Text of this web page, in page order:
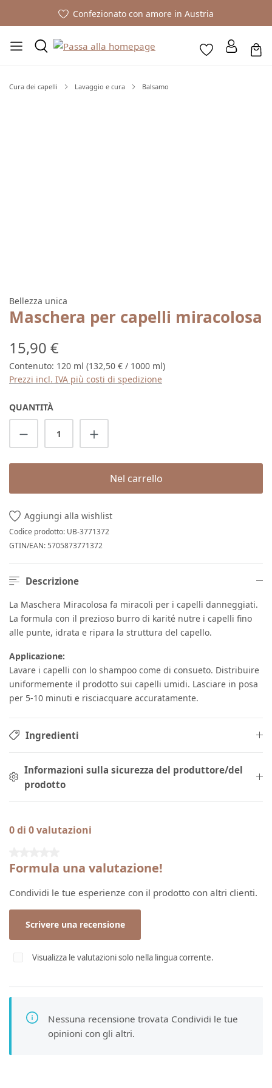
Confezionato con amore in Austria
Cura dei capelli Lavaggio e cura Balsamo
Bellezza unica
Maschera per capelli miracolosa
Prezzo normale:
15,90 €
Contenuto: 120 ml (132,50 € / 1000 ml)
Prezzi incl. IVA più costi di spedizione
QUANTITÀ
Quantità del prodotto: inserisci la
Nel carrello
Aggiungi alla wishlist
Codice prodotto: UB-3771372
GTIN/EAN:5705873771372
Descrizione
La Maschera Miracolosa fa miracoli per i capelli danneggiati.
La formula con il prezioso burro di karité nutre i capelli fino
alle punte, idrata e ripara la struttura del capello.
Applicazione:
Lavare i capelli con lo shampoo come di consueto. Distribuire
uniformemente il prodotto sui capelli umidi. Lasciare in posa
per 5-10 minuti e risciacquare accuratamente.
Ingredienti
Informazioni sulla sicurezza del produttore/del
prodotto
0 di 0 valutazioni
Formula una valutazione!
Condividi le tue esperienze con il prodotto con altri clienti.
Scrivere una recensione
Visualizza le valutazioni solo nella lingua corrente.
Nessuna recensione trovata Condividi le tue
opinioni con gli altri.